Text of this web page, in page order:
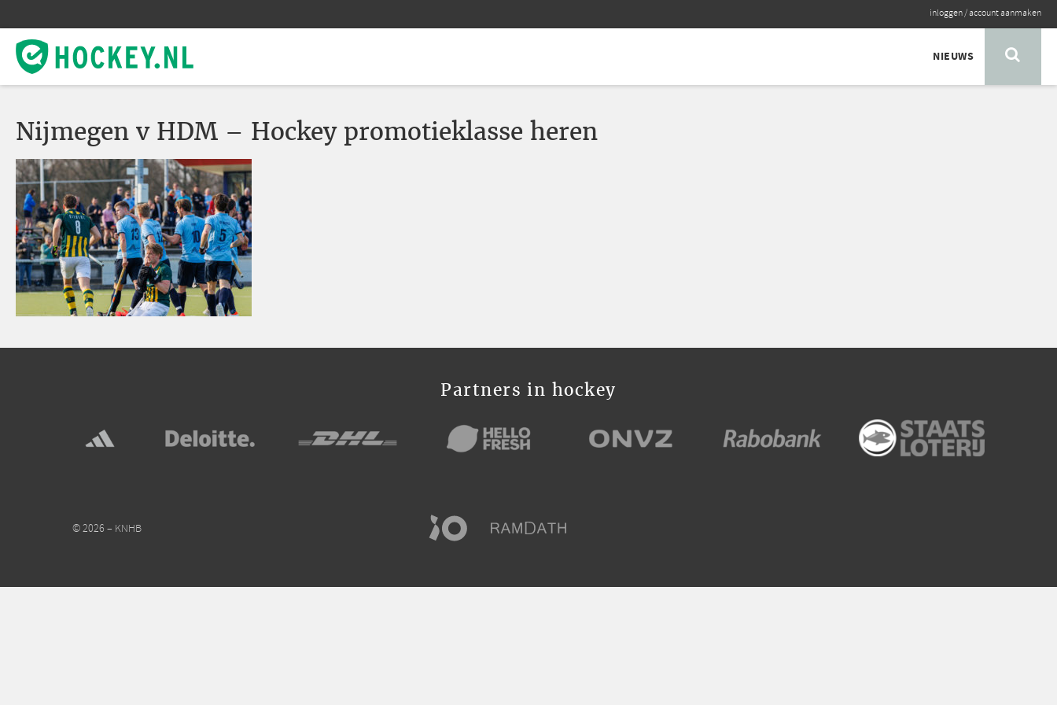
inloggen/account aanmaken
NIEUWS
Nijmegen v HDM – Hockey promotieklasse heren
Partners in hockey
© 2026 – KNHB